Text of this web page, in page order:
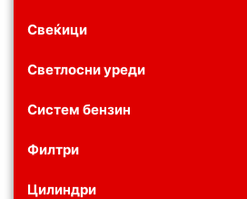
Свеќици
Светлосни уреди
Систем бензин
Филтри
Цилиндри